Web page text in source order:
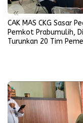
«
CAK MAS CKG Sasar
Pemkot Prabumulih,
Turunkan 20 Tim